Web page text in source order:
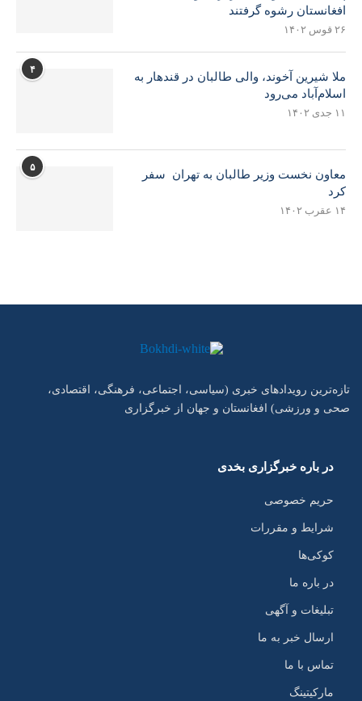
افغانستان رشوه گرفتند
۲۶ قوس ۱۴۰۲
۴
ملا شیرین آخوند، والی طالبان در قندهار به
اسلام‌آباد می‌رود
۱۱ جدی ۱۴۰۲
۵
معاون نخست وزیر طالبان به تهران سفر
کرد
۱۴ عقرب ۱۴۰۲
تازه‌ترین رویدادهای خبری (سیاسی، اجتماعی، فرهنگی، اقتصادی،
صحی و ورزشی) افغانستان و جهان از خبرگزاری
در باره خبرگزاری بخدی
حریم خصوصی
شرایط و مقررات
کوکی‌ها
در باره ما
تبلیغات و آگهی
ارسال خبر به ما
تماس با ما
مارکیتینگ